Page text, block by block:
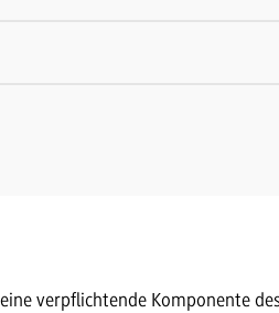
verpflichtende Komponente